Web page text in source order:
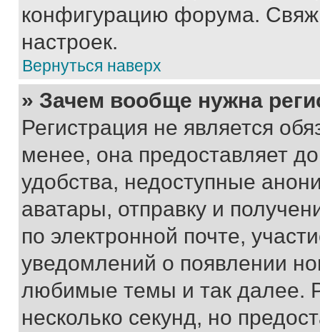
конфигурацию форума.
настроек.
Вернуться наверх
» Зачем вообще нужна
Регистрация не является
менее, она предоставляет
удобства, недоступные
аватары, отправку и
по электронной почте,
уведомлений о появлении
любимые темы и так далее.
несколько секунд, но